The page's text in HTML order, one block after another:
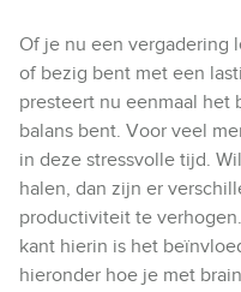
Of je nu een vergadering
of bezig bent met een
presteert nu eenmaal het
balans bent. Voor veel
in deze stressvolle tijd.
halen, dan zijn er
productiviteit te
kant hierin is het
hieronder hoe je met